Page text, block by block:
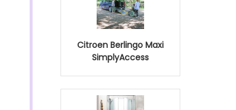
Citroen Berlingo Maxi
SimplyAccess